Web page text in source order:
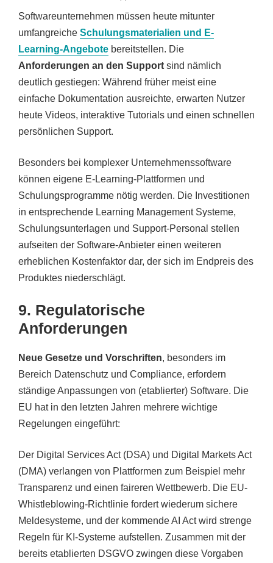
Softwareunternehmen müssen heute mitunter
umfangreiche Schulungsmaterialien und E-
Learning-Angebote bereitstellen. Die
Anforderungen an den Support sind nämlich
deutlich gestiegen: Während früher meist eine
einfache Dokumentation ausreichte, erwarten Nutzer
heute Videos, interaktive Tutorials und einen schnellen
persönlichen Support.
Besonders bei komplexer Unternehmenssoftware
können eigene E-Learning-Plattformen und
Schulungsprogramme nötig werden. Die Investitionen
in entsprechende Learning Management Systeme,
Schulungsunterlagen und Support-Personal stellen
aufseiten der Software-Anbieter einen weiteren
erheblichen Kostenfaktor dar, der sich im Endpreis des
Produktes niederschlägt.
9. Regulatorische
Anforderungen
Neue Gesetze und Vorschriften, besonders im
Bereich Datenschutz und Compliance, erfordern
ständige Anpassungen von (etablierter) Software. Die
EU hat in den letzten Jahren mehrere wichtige
Regelungen eingeführt:
Der Digital Services Act (DSA) und Digital Markets Act
(DMA) verlangen von Plattformen zum Beispiel mehr
Transparenz und einen faireren Wettbewerb. Die EU-
Whistleblowing-Richtlinie fordert wiederum sichere
Meldesysteme, und der kommende AI Act wird strenge
Regeln für KI-Systeme aufstellen. Zusammen mit der
bereits etablierten DSGVO zwingen diese Vorgaben